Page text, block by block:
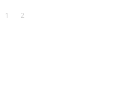
1 2